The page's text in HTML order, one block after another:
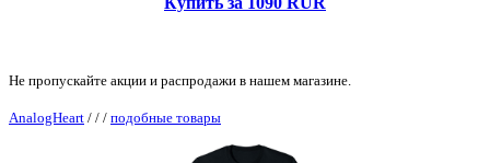
Не пропускайте акции и распродажи в нашем магазине.
AnalogHeart / / / подобные товары